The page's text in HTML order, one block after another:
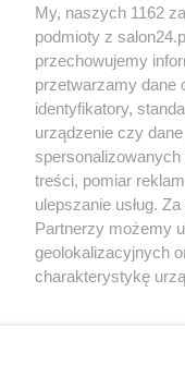
Społeczeństwo
Kultura
X
My, naszych 1162
podmioty z
przechowujemy
przetwarzamy dane
identyfikatory,
urządzenie czy
treści, pomiar
ulepszanie usług.
Partnerzy możemy
geolokalizacyjnych
charakterystykę